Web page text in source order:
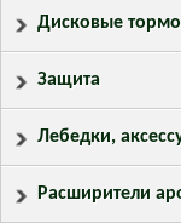
Дисковые
Защита
Лебедки,
Расширители